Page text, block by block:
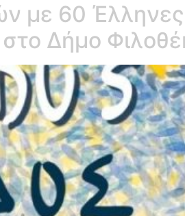
με 60
Δήμο